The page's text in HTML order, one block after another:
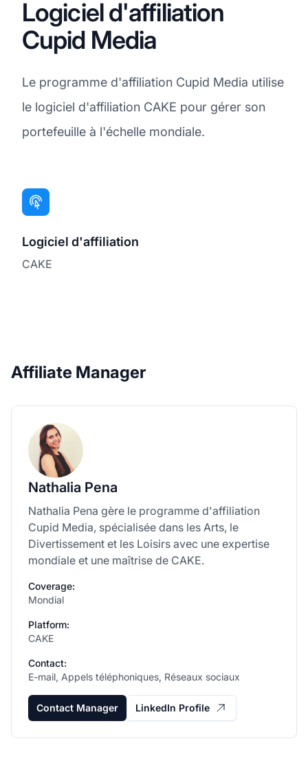
Logiciel d'affiliation
Cupid Media
Le programme d'affiliation Cupid Media utilise
le logiciel d'affiliation CAKE pour gérer son
portefeuille à l'échelle mondiale.
Logiciel d'affiliation
CAKE
Affiliate Manager
Nathalia Pena
Nathalia Pena gère le programme d'affiliation
Cupid Media, spécialisée dans les Arts, le
Divertissement et les Loisirs avec une expertise
mondiale et une maîtrise de CAKE.
Coverage:
Mondial
Platform:
CAKE
Contact:
E-mail, Appels téléphoniques, Réseaux sociaux
Contact Manager LinkedIn Profile